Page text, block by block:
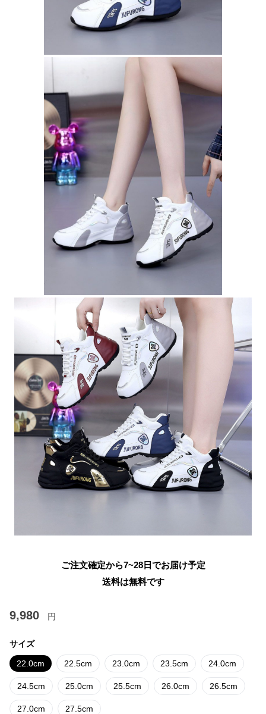
ご注文確定から7~28日でお届け予定
送料は無料です
9,980 円
サイズ
22.0cm 22.5cm 23.0cm 23.5cm 24.0cm
24.5cm 25.0cm 25.5cm 26.0cm 26.5cm
27.0cm 27.5cm